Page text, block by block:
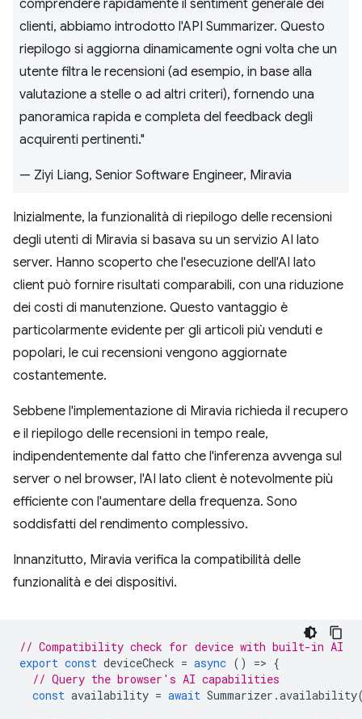
comprendere rapidamente il sentiment generale dei
clienti, abbiamo introdotto l'API Summarizer. Questo
riepilogo si aggiorna dinamicamente ogni volta che un
utente filtra le recensioni (ad esempio, in base alla
valutazione a stelle o ad altri criteri), fornendo una
panoramica rapida e completa del feedback degli
acquirenti pertinenti."
— Ziyi Liang, Senior Software Engineer, Miravia
Inizialmente, la funzionalità di riepilogo delle recensioni
degli utenti di Miravia si basava su un servizio AI lato
server. Hanno scoperto che l'esecuzione dell'AI lato
client può fornire risultati comparabili, con una riduzione
dei costi di manutenzione. Questo vantaggio è
particolarmente evidente per gli articoli più venduti e
popolari, le cui recensioni vengono aggiornate
costantemente.
Sebbene l'implementazione di Miravia richieda il recupero
e il riepilogo delle recensioni in tempo reale,
indipendentemente dal fatto che l'inferenza avvenga sul
server o nel browser, l'AI lato client è notevolmente più
efficiente con l'aumentare della frequenza. Sono
soddisfatti del rendimento complessivo.
Innanzitutto, Miravia verifica la compatibilità delle
funzionalità e dei dispositivi.
// Compatibility check for device with built-in AI
export const deviceCheck = async () => {
// Query the browser's AI capabilities
const availability = await Summarizer .availability